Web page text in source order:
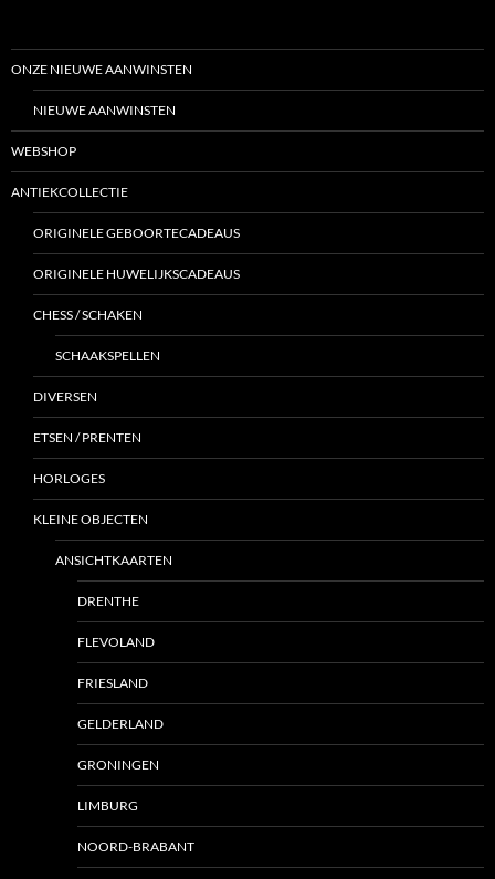
ONZE NIEUWE AANWINSTEN
NIEUWE AANWINSTEN
WEBSHOP
ANTIEKCOLLECTIE
ORIGINELE GEBOORTECADEAUS
ORIGINELE HUWELIJKSCADEAUS
CHESS / SCHAKEN
SCHAAKSPELLEN
DIVERSEN
ETSEN / PRENTEN
HORLOGES
KLEINE OBJECTEN
ANSICHTKAARTEN
DRENTHE
FLEVOLAND
FRIESLAND
GELDERLAND
GRONINGEN
LIMBURG
NOORD-BRABANT